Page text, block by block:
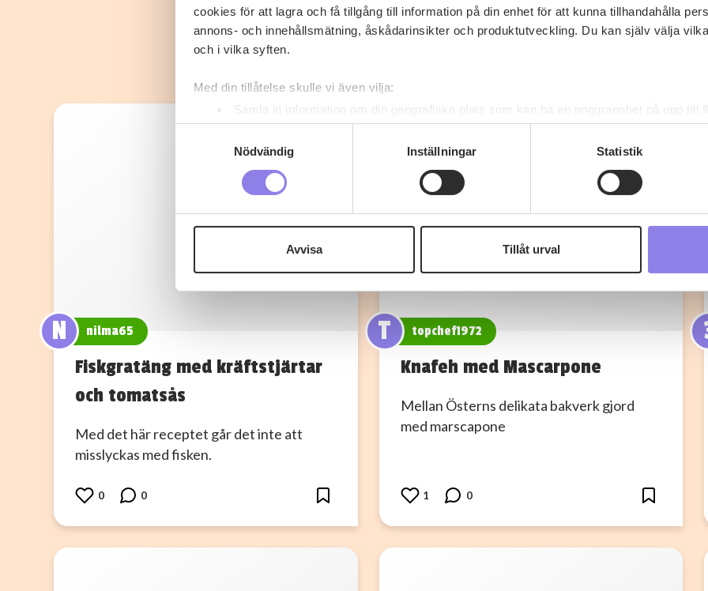
cookies för att lagra och få tillgång till information på din enhet för att kunna tillhandahålla
annons- och innehållsmätning, åskådarinsikter och produktutveckling. Du kan själv välja
och i vilka syften.
Med din tillåtelse skulle vi även vilja:
Samla in information om din geografiska plats som kan ha en noggrannhet på upp till
Identifiera din enhet genom att aktivt skanna den för specifika kännetecken
Ta reda på mer om hur dina personliga uppgifter behandlas och ställ in dina preferenser i
eller dra tillbaka ditt samtycke när som helst från cookie-förklaringen.
eller äldre. Genom att besöka webbplatsen intygar du att du är 25 år eller äldre.
med annan information som du har tillhandahållit eller som de har samlat in när du har
Nödvändig
Inställningar Statistik
Avvisa Tillåt urval
N nilma65
Fiskgratäng med kräftstjärtar
och tomatsås
Med det här receptet går det inte att
misslyckas med fisken.
0 0
T topchef1972
Knafeh med Mascarpone
Mellan Österns delikata bakverk gjord
med marscapone
1 0